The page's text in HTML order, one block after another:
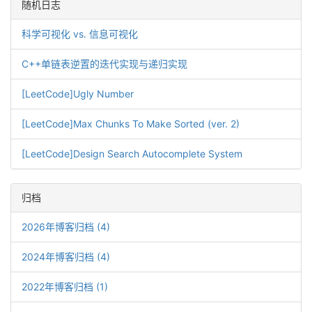
随机日志
科学可视化 vs. 信息可视化
C++单链表逆置的迭代实现与递归实现
[LeetCode]Ugly Number
[LeetCode]Max Chunks To Make Sorted (ver. 2)
[LeetCode]Design Search Autocomplete System
归档
2026年博客归档 (4)
2024年博客归档 (4)
2022年博客归档 (1)